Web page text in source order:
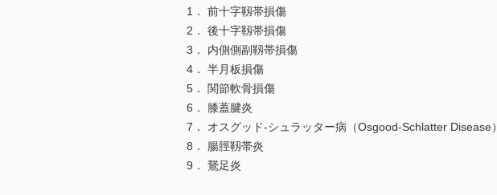
1． 前十字靱帯損傷
2． 後十字靱帯損傷
3． 内側側副靱帯損傷
4． 半月板損傷
5． 関節軟骨損傷
6． 膝蓋腱炎
7． オスグッド-シュラッター病（Osgood-Schlatter Disease）
8． 腸脛靱帯炎
9． 鵞足炎